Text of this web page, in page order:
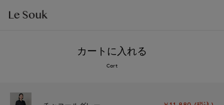
カートに入れる
Cart